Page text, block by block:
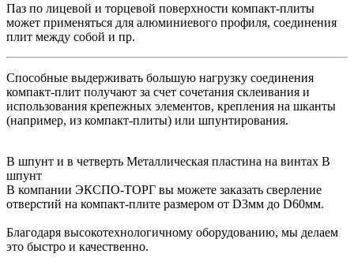
Паз по лицевой и торцевой поверхности компакт-плиты
может применяться для алюминиевого профиля, соединения
плит между собой и пр.
Способные выдерживать большую нагрузку соединения
компакт-плит получают за счет сочетания склеивания и
использования крепежных элементов, крепления на шканты
(например, из компакт-плиты) или шпунтирования.
В шпунт и в четверть Металлическая пластина на винтах В
шпунт
В компании ЭКСПО-ТОРГ вы можете заказать сверление
отверстий на компакт-плите размером от D3мм до D60мм.
Благодаря высокотехнологичному оборудованию, мы делаем
это быстро и качественно.